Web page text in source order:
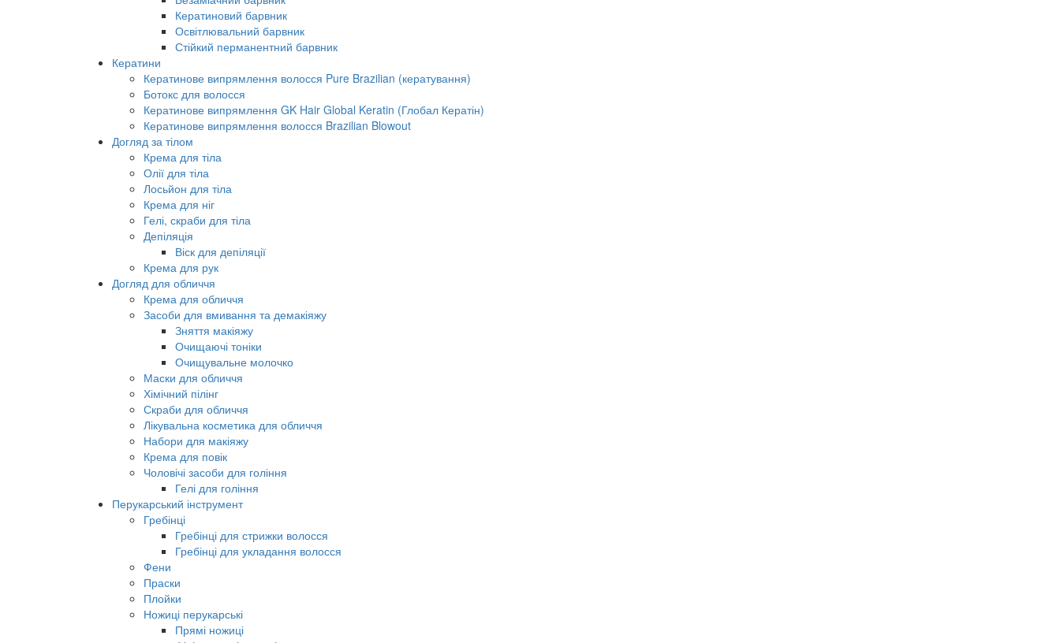
Кератиновий барвник
Освітлювальний барвник
Стійкий перманентний барвник
Кератини
Кератинове випрямлення волосся Pure Brazilian (кератування)
Ботокс для волосся
Кератинове випрямлення GK Hair Global Keratin (Глобал Кератін)
Кератинове випрямлення волосся Brazilian Blowout
Догляд за тілом
Крема для тіла
Олії для тіла
Лосьйон для тіла
Крема для ніг
Гелі, скраби для тіла
Депіляція
Віск для депіляції
Крема для рук
Догляд для обличчя
Крема для обличчя
Засоби для вмивання та демакіяжу
Зняття макіяжу
Очищаючі тоніки
Очищувальне молочко
Маски для обличчя
Хімічний пілінг
Скраби для обличчя
Лікувальна косметика для обличчя
Набори для макіяжу
Крема для повік
Чоловічі засоби для гоління
Гелі для гоління
Перукарський інструмент
Гребінці
Гребінці для стрижки волосся
Гребінці для укладання волосся
Фени
Праски
Плойки
Ножиці перукарські
Прямі ножиці